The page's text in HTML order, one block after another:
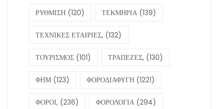
ΡΥΘΜΙΣΗ (120) ΤΕΚΜΗΡΙΑ (139)
ΤΕΧΝΙΚΕΣ ΕΤΑΙΡΙΕΣ, (132)
ΤΟΥΡΙΣΜΟΣ (101) ΤΡΑΠΕΖΕΣ, (130)
ΦΗΜ (123) ΦΟΡΟΔΙΑΦΥΓΗ (1221)
ΦΟΡΟΙ, (236) ΦΟΡΟΛΟΓΙΑ (294)